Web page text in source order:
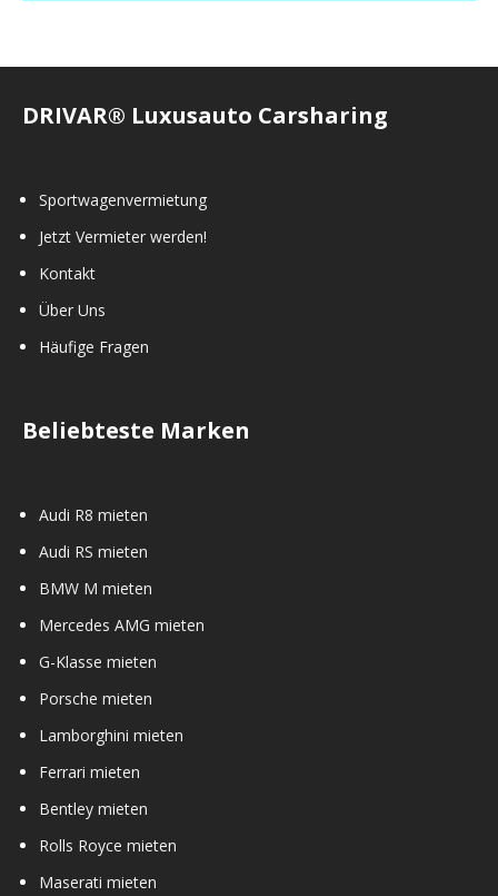
DRIVAR® Luxusauto Carsharing
Sportwagenvermietung
Jetzt Vermieter werden!
Kontakt
Über Uns
Häufige Fragen
Beliebteste Marken
Audi R8 mieten
Audi RS mieten
BMW M mieten
Mercedes AMG mieten
G-Klasse mieten
Porsche mieten
Lamborghini mieten
Ferrari mieten
Bentley mieten
Rolls Royce mieten
Maserati mieten